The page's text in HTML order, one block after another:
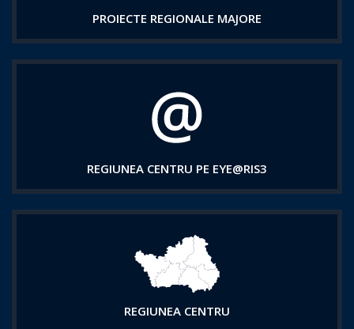
PROIECTE REGIONALE MAJORE
REGIUNEA CENTRU PE EYE@RIS3
REGIUNEA CENTRU